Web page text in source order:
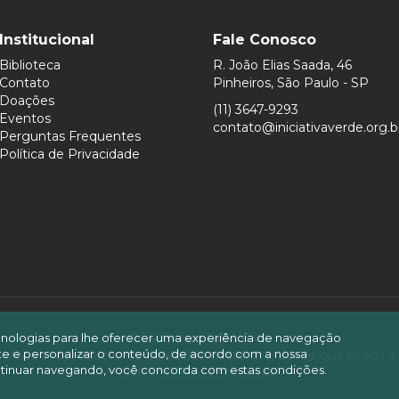
Institucional
Biblioteca
Contato
Doações
Eventos
Perguntas Frequentes
Política de Privacidade
Fale Conosco
R. João Elias Saada, 46
Pinheiros, São Paulo - SP
(11) 3647-9293
© 2019 Iniciativa Verde.
a reprodução do conteúdo deste site, desde que citada
CNPJ 08.606.505/0001-06
para lhe oferecer uma experiência de navegação
e personalizar o conteúdo, de acordo com a nossa
navegando, você concorda com estas condições.